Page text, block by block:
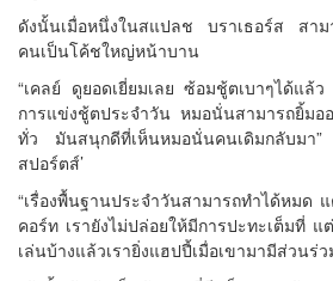
ดังนั้นเมื่อหนึ่งในสแปลช บราเธอร์ส สา
คนเป็นโค้ชใหญ่หน้าบาน
“เคลย์ ดูยอดเยี่ยมเลย ซ้อมชู้ตเบาๆได้แล้
การแข่งชู้ตประจำวัน หมอนั่นสามารถยิ้มอ
ทั่ว มันสนุกดีที่เห็นหมอนั่นคนเดิมกลับมา”
สปอร์ตส์’
“เรื่องพื้นฐานประจำวันสามารถทำได้หมด
คอร์ท เรายังไม่ปล่อยให้มีการปะทะเต็มที่
เล่นบ้างแล้วเรายิ่งแฮปปี้เมื่อเขามามีส่วนร่ว